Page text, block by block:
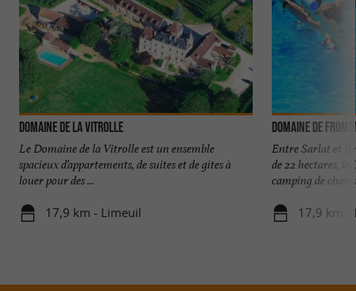
Domaine de la Vitrolle
Le Domaine de la Vitrolle est un ensemble
spacieux d’appartements, de suites et de gîtes à
louer pour des ...
17,9 km - Limeuil
Domaine de
Entre Sarlat et
de 22 hectares,
camping de
17,9 km -